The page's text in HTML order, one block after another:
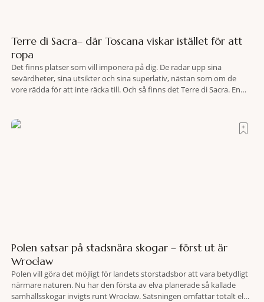
Terre di Sacra– där Toscana viskar istället för att
ropa
Det finns platser som vill imponera på dig. De radar upp sina
sevärdheter, sina utsikter och sina superlativ, nästan som om de
vore rädda för att inte räcka till. Och så finns det Terre di Sacra. En
Polen satsar på stadsnära skogar – först ut är
Wrocław
Polen vill göra det möjligt för landets storstadsbor att vara betydligt
närmare naturen. Nu har den första av elva planerade så kallade
samhällsskogar invigts runt Wrocław. Satsningen omfattar totalt elva